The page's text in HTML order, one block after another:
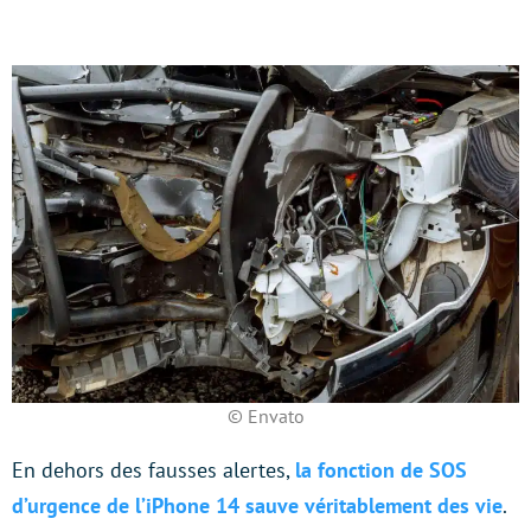
© Envato
En dehors des fausses alertes, la fonction de SOS
d’urgence de l’iPhone 14 sauve véritablement des vie.